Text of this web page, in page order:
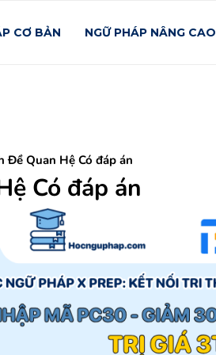
CƠ BẢN NGỮ PHÁP NÂNG CAO
Đề Quan Hệ Có đáp án
Có đáp án